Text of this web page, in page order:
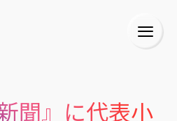
聞』に代表小